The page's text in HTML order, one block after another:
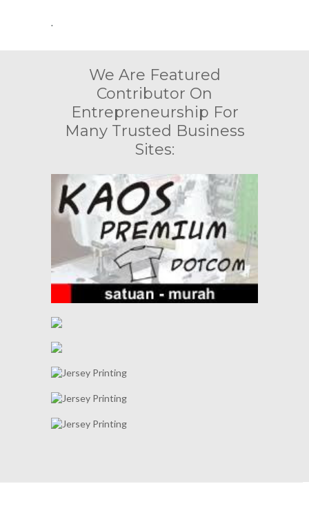
.
We Are Featured
Contributor On
Entrepreneurship For
Many Trusted Business
Sites: